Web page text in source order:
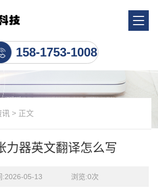
158-1753-1008
> 正文
力器英文翻译怎么写
:2026-05-13    浏览:0次